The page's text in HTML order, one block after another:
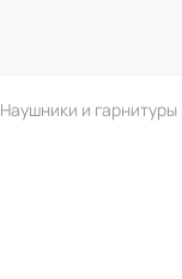
Наушники и гарнитуры